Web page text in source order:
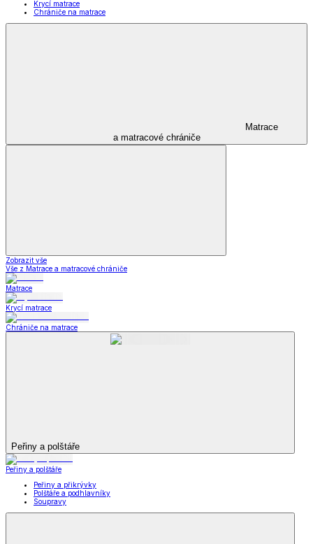
Krycí matrace
Chrániče na matrace
Matrace
a matracové chrániče
Zobrazit vše
Vše z Matrace a matracové chrániče
Matrace
Krycí matrace
Chrániče na matrace
Peřiny a polštáře
Peřiny a polštáře
Peřiny a přikrývky
Polštáře a podhlavníky
Soupravy